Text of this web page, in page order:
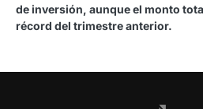
de inversión, aunque el monto
récord del trimestre anterior.